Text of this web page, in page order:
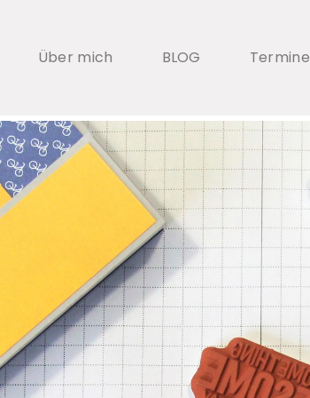
Über mich BLOG Termine